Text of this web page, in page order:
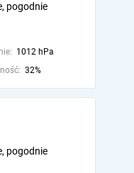
pogodnie
1012 hPa
32%
pogodnie